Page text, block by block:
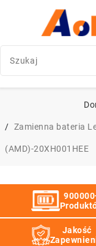
Zamienna bateria
(AMD)-20XH001HEE
Jakość